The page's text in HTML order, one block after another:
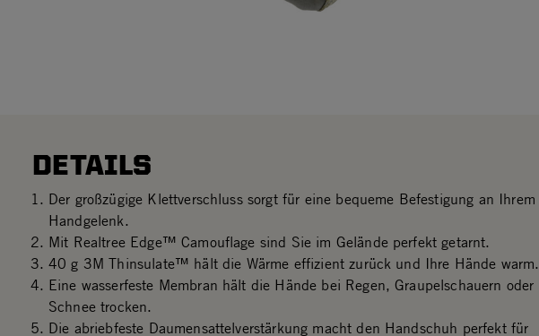
DETAILS
Der großzügige Klettverschluss sorgt für eine bequeme Befestigung an Ihrem
Handgelenk.
Mit Realtree Edge™ Camouflage sind Sie im Gelände perfekt getarnt.
40 g 3M Thinsulate™ hält die Wärme effizient zurück und Ihre Hände warm.
Eine wasserfeste Membran hält die Hände bei Regen, Graupelschauern oder
Schnee trocken.
Die abriebfeste Daumensattelverstärkung macht den Handschuh perfekt für